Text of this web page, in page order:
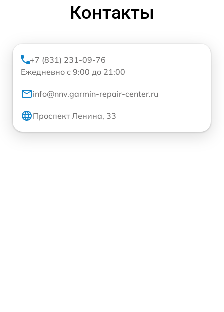
Контакты
+7 (831) 231-09-76
Ежедневно с 9:00 до 21:00
info@nnv.garmin-repair-center.ru
Проспект Ленина, 33